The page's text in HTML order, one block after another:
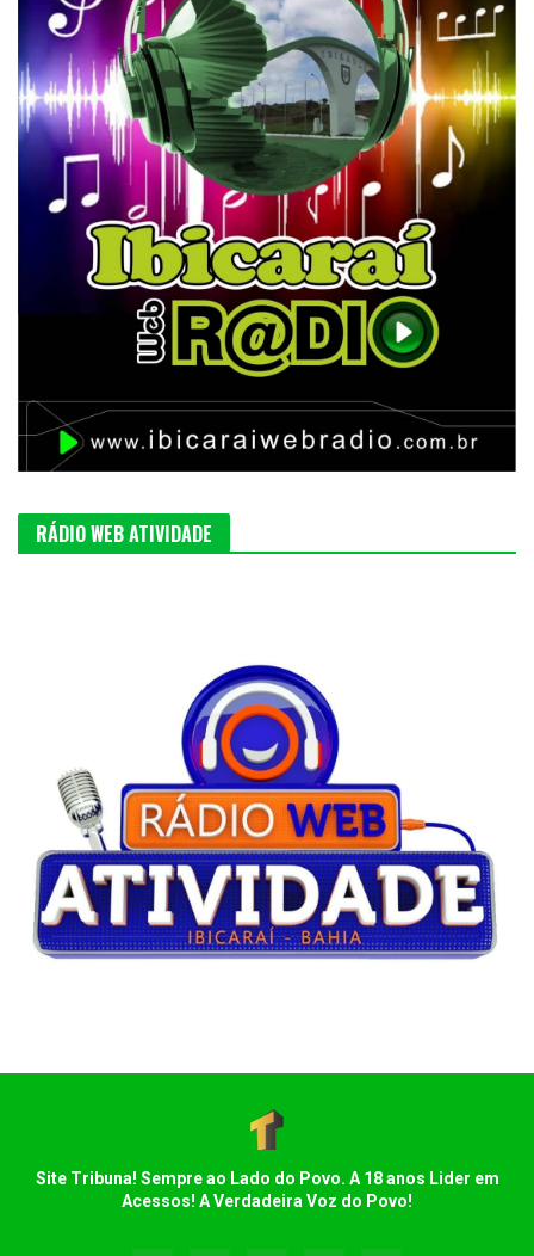
RÁDIO WEB ATIVIDADE
Site Tribuna! Sempre ao Lado do Povo. A 18 anos Lider em
Acessos! A Verdadeira Voz do Povo!